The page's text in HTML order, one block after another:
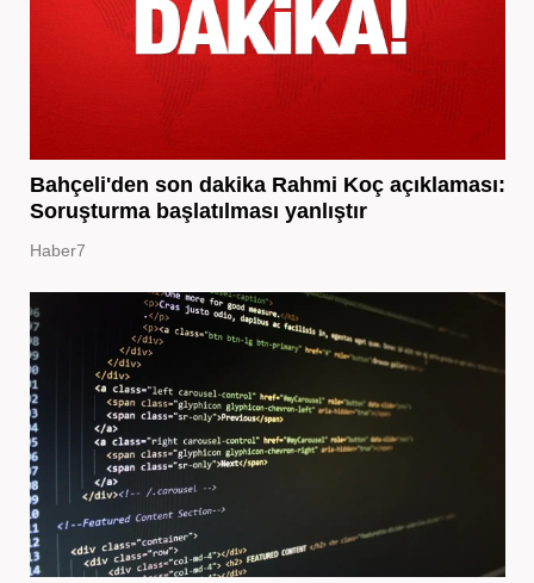
Bahçeli'den son dakika Rahmi Koç açıklaması:
Soruşturma başlatılması yanlıştır
Haber7